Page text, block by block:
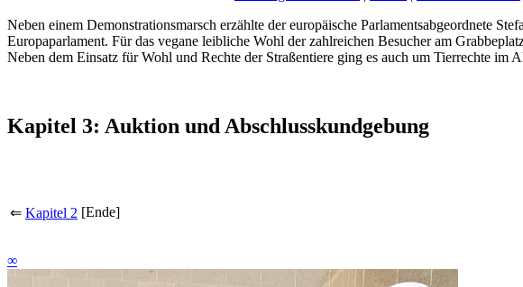
Neben einem Demonstrationsmarsch erzählte der europäische Parlamentsabgeordnete
Europaparlament. Für das vegane leibliche Wohl der zahlreichen Besucher am
Neben dem Einsatz für Wohl und Rechte der Straßentiere ging es auch um Tierrechte im
Kapitel 3: Auktion und Abschlusskundgebung
⇐ Kapitel 2 [Ende]
∞